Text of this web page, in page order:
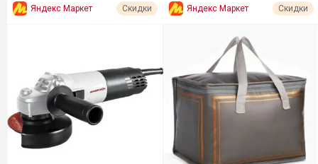
Яндекс Маркет Скидки Яндекс Маркет Скидки